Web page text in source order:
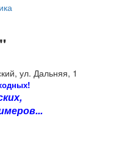
ул. Дальняя, 1